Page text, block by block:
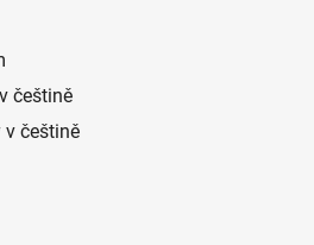
češtině
v češtině